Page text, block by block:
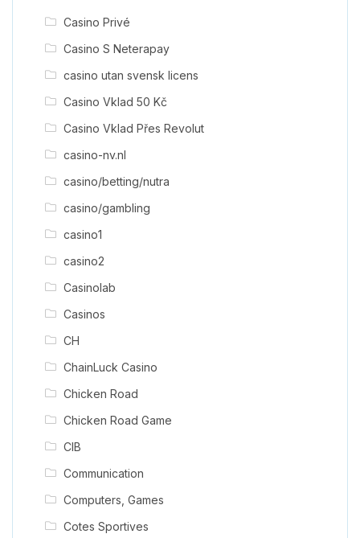
Casino Privé
Casino S Neterapay
casino utan svensk licens
Casino Vklad 50 Kč
Casino Vklad Přes Revolut
casino-nv.nl
casino/betting/nutra
casino/gambling
casino1
casino2
Casinolab
Casinos
CH
ChainLuck Casino
Chicken Road
Chicken Road Game
CIB
Communication
Computers, Games
Cotes Sportives